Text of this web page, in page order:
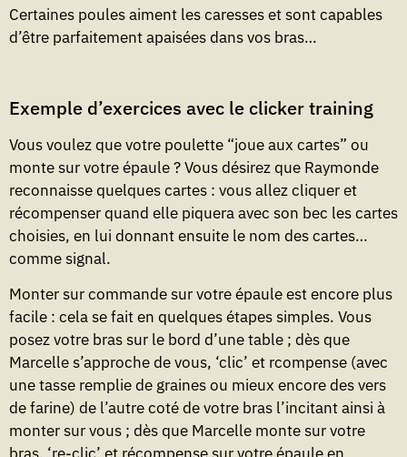
Certaines poules aiment les caresses et sont capables
d’être parfaitement apaisées dans vos bras…
Exemple d’exercices avec le clicker training
Vous voulez que votre poulette “joue aux cartes” ou
monte sur votre épaule ? Vous désirez que Raymonde
reconnaisse quelques cartes : vous allez cliquer et
récompenser quand elle piquera avec son bec les cartes
choisies, en lui donnant ensuite le nom des cartes…
comme signal.
Monter sur commande sur votre épaule est encore plus
facile : cela se fait en quelques étapes simples. Vous
posez votre bras sur le bord d’une table ; dès que
Marcelle s’approche de vous, ‘clic’ et rcompense (avec
une tasse remplie de graines ou mieux encore des vers
de farine) de l’autre coté de votre bras l’incitant ainsi à
monter sur vous ; dès que Marcelle monte sur votre